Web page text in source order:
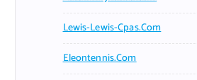
Lewis-Lewis-Cpas.com
Eleontennis.com